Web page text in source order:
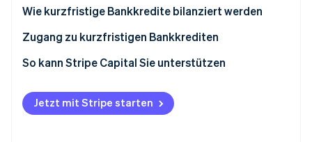
Wie kurzfristige Bankkredite bilanziert werden
Zugang zu kurzfristigen Bankkrediten
So kann Stripe Capital Sie unterstützen
Jetzt mit Stripe starten